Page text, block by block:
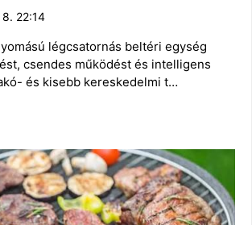
22:14
légcsatornás beltéri egység
csendes működést és intelligens
és kisebb kereskedelmi t…